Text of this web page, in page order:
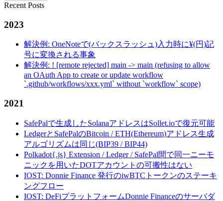
Recent Posts
2023
解決例: OneNoteで(バックスラッシュ)入力時に¥(円)記
号に変換される事象
解決例: ! [remote rejected] main -> main (refusing to allow
an OAuth App to create or update workflow
`.github/workflows/xxx.yml` without `workflow` scope)
2021
SafePalで生成したSolanaアドレスはSollet.ioで復元可能
LedgerとSafePalのBitcoin / ETH(Ethereum)アドレス生成
アルゴリズムは同じ(BIP39 / BIP44)
Polkadot{.js} Extension / Ledger / SafePal間で同一ニーモ
ニックを用いたDOTアカウントの可搬性はない
IOST: Donnie Finance 発行のiwBTCトークンのステーキ
ングフロー
IOST: DeFiプラットフォームDonnie Financeのサーバダ